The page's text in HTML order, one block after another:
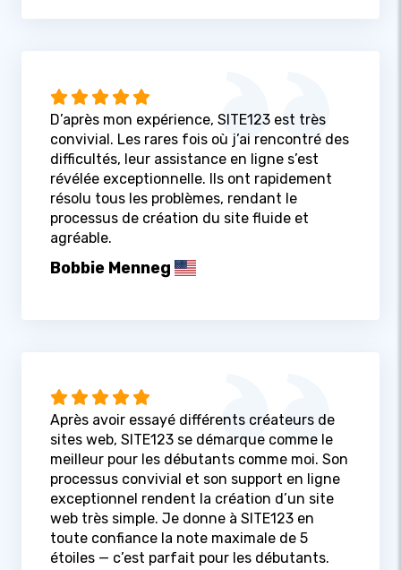
D’après mon expérience, SITE123 est très
convivial. Les rares fois où j’ai rencontré des
difficultés, leur assistance en ligne s’est
révélée exceptionnelle. Ils ont rapidement
résolu tous les problèmes, rendant le
processus de création du site fluide et
agréable.
Bobbie Menneg
Après avoir essayé différents créateurs de
sites web, SITE123 se démarque comme le
meilleur pour les débutants comme moi. Son
processus convivial et son support en ligne
exceptionnel rendent la création d’un site
web très simple. Je donne à SITE123 en
toute confiance la note maximale de 5
étoiles — c’est parfait pour les débutants.